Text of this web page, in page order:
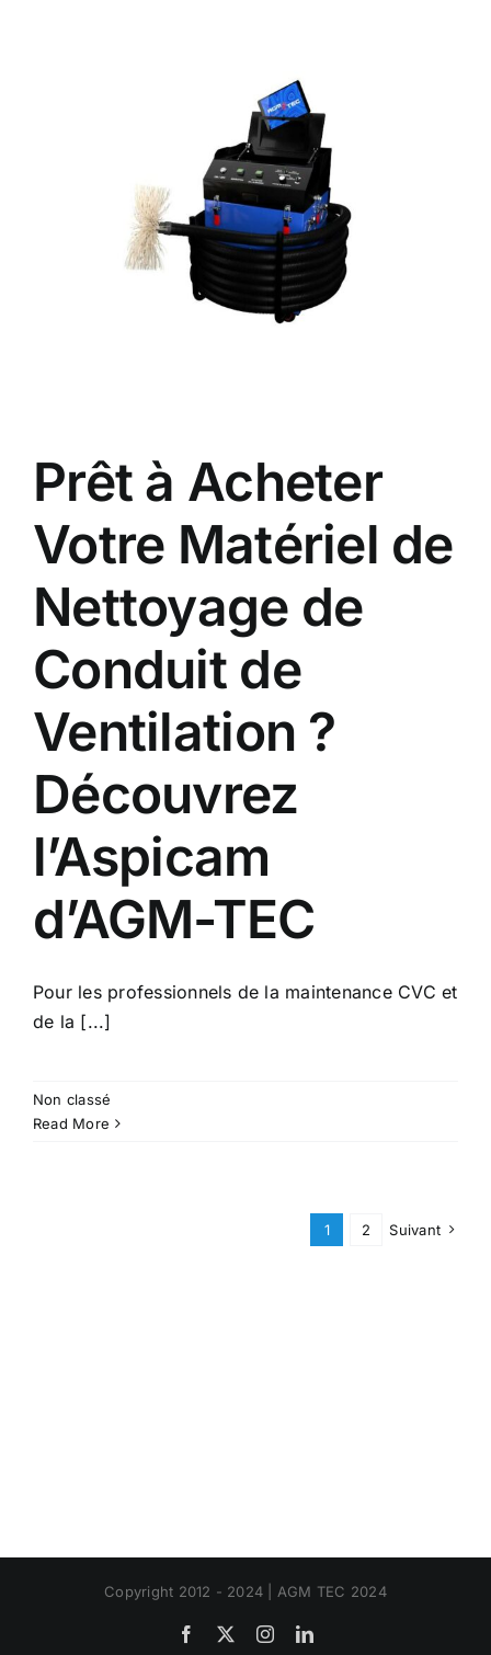
Prêt à Acheter
Votre Matériel de
Nettoyage de
Conduit de
Ventilation ?
Découvrez
l’Aspicam
d’AGM-TEC
Pour les professionnels de la maintenance CVC et
de la [...]
Non classé
Read More
1 2 Suivant
Copyright 2012 - 2024 | AGM TEC 2024
Facebook InstagramLinkedIn